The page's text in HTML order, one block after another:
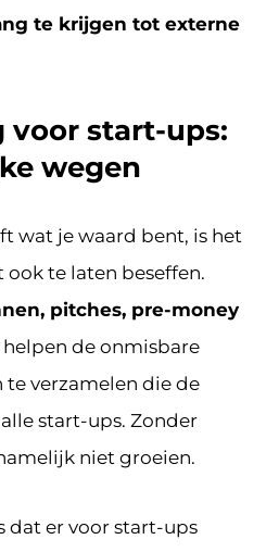
te krijgen tot externe
voor start-ups:
wegen
wat je waard bent, is het
te laten beseffen.
pitches, pre-money
de onmisbare
verzamelen die de
start-ups. Zonder
niet groeien.
dat er voor start-ups